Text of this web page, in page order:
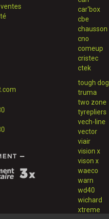
car'box
cbe
chausson
cno
comeup
cristec
ctek
tough dog
truma
two zone
tyrepliers
vech-line
vector
viair
vision x
vison x
waeco
warn
wd40
wichard
xtreme